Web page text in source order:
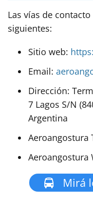
Las vías de
siguientes:
Sitio web:
Email:
Dirección:
7 Lagos S/N
Argentina
Aeroangostura
Aeroangostura
Mirá